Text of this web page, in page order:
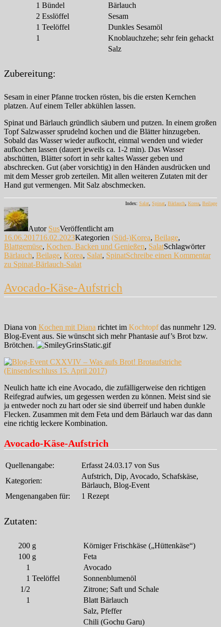
1 Bündel
Bärlauch
2 Esslöffel
Sesam
1 Teelöffel
Dunkles Sesamöl
1
Knoblauchzehe; sehr fein gehackt
Salz
Zubereitung:
Sesam in einer Pfanne trocken rösten, bis die ersten Kernchen
platzen. Auf einem Teller abkühlen lassen.
Spinat und Bärlauch gründlich säubern und putzen. In einem großen
Topf Salzwasser sprudelnd kochen und die Blätter hinzugeben.
Sobald das Wasser wieder aufkocht, einmal wenden und wieder
aufkochen lassen (dauert jeweils ca. 1-2 min). Das Wasser
abschütten, Blätter sofort in sehr kaltes Wasser geben und
abschrecken. Gut (aber vorsichtig) in den Händen ausdrücken und
mit dem Messer grob zerteilen. Mit allen weiteren Zutaten mit der
Hand gut vermengen. Mit Salz abschmecken.
Index: Salat Spinat Bärlauch Korea Beilage
Autor SusVeröffentlicht am
16.06.201716.02.2023Kategorien (Süd-)Korea, Beilage,
Blattgemüse, Kochen, Backen und Genießen, SalatSchlagwörter
Bärlauch, Beilage, Korea, Salat, SpinatSchreibe einen Kommentar
zu Spinat-Bärlauch-Salat
Avocado-Käse-Aufstrich
Diana von Kochen mit Diana richtet im Kochtopfdas nunmehr 129.
Blog-Event aus. Sie wünscht sich mehr Phantasie auf’s Brot bzw.
Brötchen.
Neulich hatte ich eine Avocado, die zufälligerweise den richtigen
Reifegrad aufwies, um gegessen werden zu können. Meist sind sie
ja entweder noch zu hart oder sie sind überreif und haben dunkle
Flecken. Zusammen mit dem Feta und dem Bärlauch war das dann
eine richtig leckere Kombination.
Avocado-Käse-Aufstrich
Quellenangabe:
Erfasst 24.03.17 von Sus
Kategorien:
Aufstrich, Dip, Avocado, Schafskäse,
Bärlauch, Blog-Event
Mengenangaben für:
1 Rezept
Zutaten:
200 g
Körniger Frischkäse („Hüttenkäse“)
100 g
Feta
1
Avocado
1 Teelöffel
Sonnenblumenöl
1/2
Zitrone; Saft und Schale
1
Blatt Bärlauch
Salz, Pfeffer
Chili (Gochu Garu)